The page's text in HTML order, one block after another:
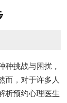
挑战与困扰，
而，对于许多人
析预约心理医生